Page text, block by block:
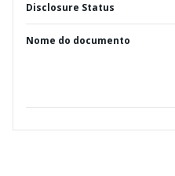
Disclosure Status
Nome do documento